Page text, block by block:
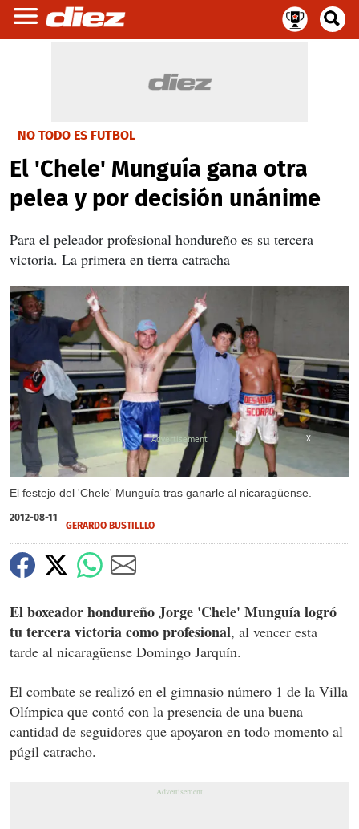
NO TODO ES FUTBOL
El 'Chele' Munguía gana otra
pelea y por decisión unánime
Para el peleador profesional hondureño es su tercera
victoria. La primera en tierra catracha
El festejo del 'Chele' Munguía tras ganarle al nicaragüense.
X
2012-08-11
GERARDO BUSTILLLO
El boxeador hondureño Jorge 'Chele' Munguía logró
tu tercera victoria como profesional, al vencer esta
tarde al nicaragüense Domingo Jarquín.
El combate se realizó en el gimnasio número 1 de la Villa
Olímpica que contó con la presencia de una buena
cantidad de seguidores que apoyaron en todo momento al
púgil catracho.